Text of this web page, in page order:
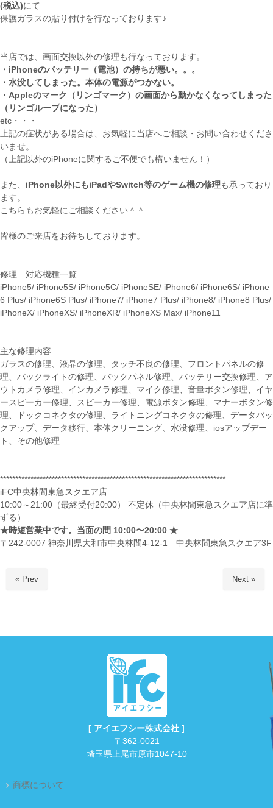
(税込)にて
保護ガラスの貼り付けを行なっております♪
当店では、画面交換以外の修理も行なっております。
・iPhoneのバッテリー（電池）の持ちが悪い。。。
・水没してしまった。本体の電源がつかない。
・Appleのマーク（リンゴマーク）の画面から動かなくなってしまった
（リンゴループになった）
etc・・・
上記の症状がある場合は、お気軽に当店へご相談・お問い合わせくださ
いませ。
（上記以外のiPhoneに関するご不便でも構いません！）
また、 iPhone以外にもiPadやSwitch等のゲーム機の修理も承っており
ます。
こちらもお気軽にご相談ください＾＾
皆様のご来店をお待ちしております。
修理 対応機種一覧
iPhone5/ iPhone5S/ iPhone5C/ iPhoneSE/ iPhone6/ iPhone6S/ iPhone
6 Plus/ iPhone6S Plus/ iPhone7/ iPhone7 Plus/ iPhone8/ iPhone8 Plus/
iPhoneX/ iPhoneXS/ iPhoneXR/ iPhoneXS Max/ iPhone11
主な修理内容
ガラスの修理、液晶の修理、タッチ不良の修理、フロントパネルの修
理、バックライトの修理、バックパネル修理、バッテリー交換修理、ア
ウトカメラ修理、インカメラ修理、マイク修理、音量ボタン修理、イヤ
ースピーカー修理、スピーカー修理、電源ボタン修理、マナーボタン修
理、ドックコネクタの修理、ライトニングコネクタの修理、データバッ
クアップ、データ移行、本体クリーニング、水没修理、iosアップデー
ト、その他修理
**************************************************************************
iFC中央林間東急スクエア店
10:00～21:00（最終受付20:00） 不定休（中央林間東急スクエア店に準
ずる）
★時短営業中です。当面の間 10:00〜20:00 ★
〒242-0007 神奈川県大和市中央林間4-12-1 中央林間東急スクエア3F
« Prev Next »
[ アイエフシー株式会社 ]
〒362-0021
埼玉県上尾市原市1047-10
商標について